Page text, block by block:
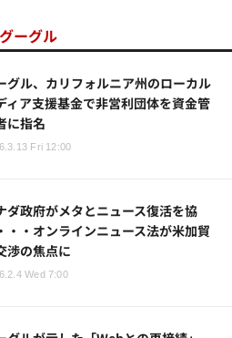
グーグル
グル、カリフォルニア州のローカル
ィア支援基金で非営利団体を資金管
に指名
Fri 12:00
ダ政府がメタとニュース復活を協
・・オンラインニュース法が米加貿
渉の焦点に
Wed 7:00